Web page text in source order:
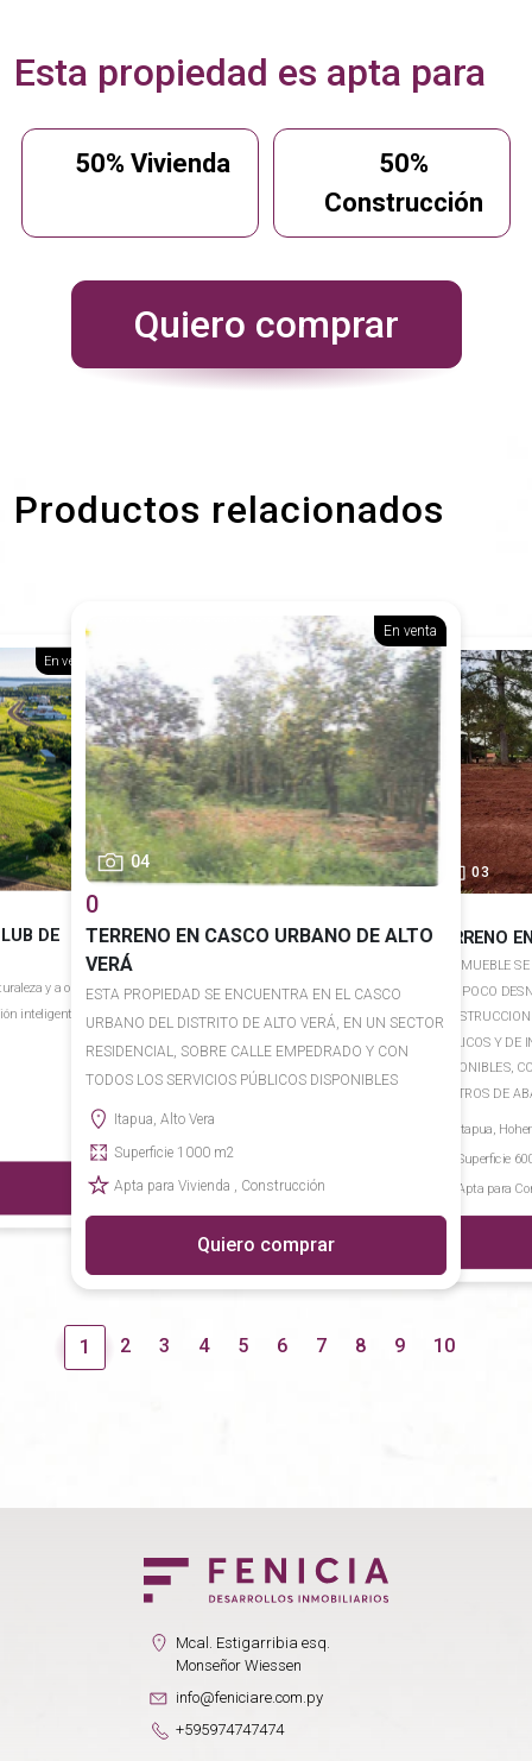
Esta propiedad es apta para
50% Vivienda
50%
Construcción
Quiero comprar
Productos relacionados
En venta
DE
y a orillas
inteligente en
En venta
04
0
TERRENO EN CASCO URBANO DE ALTO
VERÁ
ESTA PROPIEDAD SE ENCUENTRA EN EL CASCO
URBANO DEL DISTRITO DE ALTO VERÁ, EN UN SECTOR
RESIDENCIAL, SOBRE CALLE EMPEDRADO Y CON
TODOS LOS SERVICIOS PÚBLICOS DISPONIBLES
Itapua, Alto Vera
Superficie 1000 m2
Apta para Vivienda , Construcción
Quiero comprar
03
TERRENO
EL INMUEBLE
CON POCO
PÚBLICOS Y
DISPONIBLES,
CENTROS DE
Itapua,
Superficie
Apta para
1 2 3 4 5 6 7 8 9 10
Mcal. Estigarribia esq.
Monseñor Wiessen
info@feniciare.com.py
+595974747474